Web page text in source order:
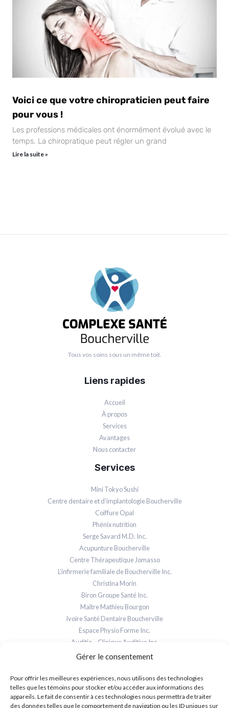
Gérer le consentement
Pour offrir les meilleures expériences, nous utilisons des technologies
telles que les témoins pour stocker et/ou accéder aux informations des
appareils. Le fait de consentir à ces technologies nous permettra de traiter
des données telles que le comportement de navigation ou les ID uniques sur
Voici ce que votre chiropraticien peut faire
pour vous !
Les professions médicales ont énormément évolué avec le
temps. La chiropratique peut régler un grand
Lire la suite »
Tous vos soins sous un même toit.
Liens rapides
Accueil
À propos
Services
Avantages
Nous contacter
Services
Mini Tokyo Sushi
Centre dentaire et d’implantologie Boucherville
Coiffure Opal
Phénix nutrition
Serge Savard M.D. Inc.
Acupunture Boucherville
Centre Thérapeutique Jomasso
L’infirmerie familiale de Boucherville Inc.
Christina Morin
Biron Groupe Santé Inc.
Maître Mathieu Bourgon
Ivoire Santé Dentaire Boucherville
Espace Physio Forme Inc.
Auditio – Clinique Auditive Inc.
Coordonnées
550 Boulevard de Mortagne
Boucherville, QC J4B 5E4